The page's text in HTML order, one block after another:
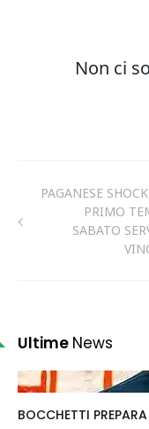
PAGANESE
PRIMO
SABATO
Ultime News
BOCCHETTI